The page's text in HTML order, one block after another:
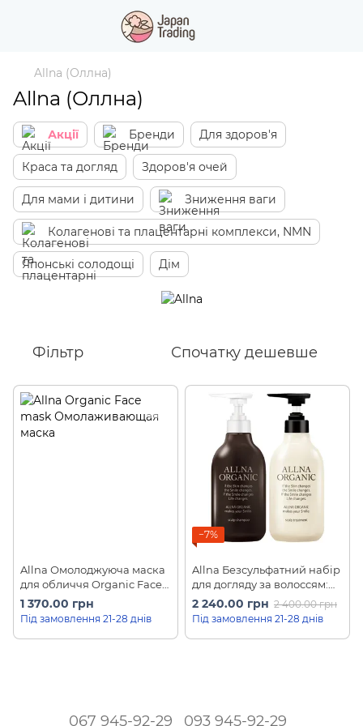
Allna (Оллна)
Allna (Оллна)
Акції Бренди Для здоров'я
Краса та догляд Здоров'я очей
Для мами і дитини Зниження ваги
Колагенові та плацентарні комплекси, NMN
Японські солодощі Дім
Фільтр Спочатку дешевше
Allna Омолоджуюча маска
для обличчя Organic Face
Mask (30 шт)
1 370.00 грн
Під замовлення 21-28 днів
−7%
Allna Безсульфатний набір
для догляду за волоссям:
шампунь та кондиціонер
Organic Shampoo and
Treatment Set (500 мл * 2)
2 240.00 грн 2 400.00 грн
Під замовлення 21-28 днів
067 945-92-29 093 945-92-29